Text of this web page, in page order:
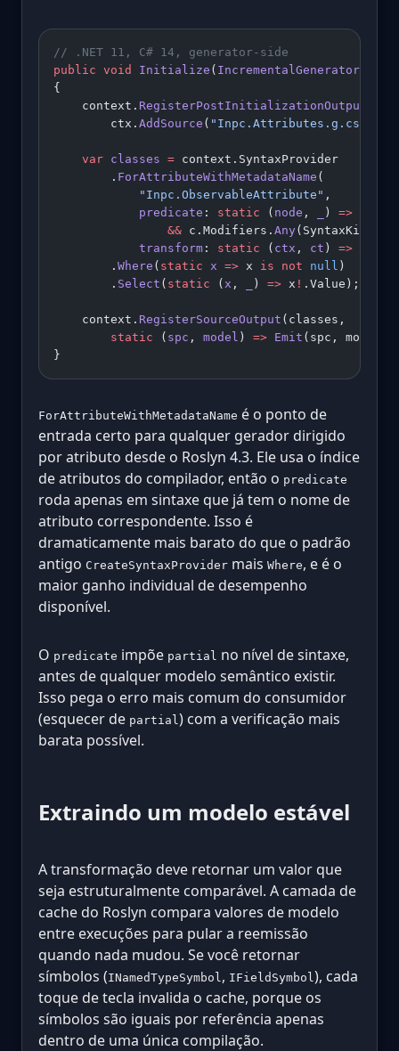
// .NET 11, C# 14, generator-side
public void Initialize (
{
    context.
RegisterPostInitializationOutput
        ctx.
AddSource ( "Inpc.Attributes.g.cs"
    var
classes = context.SyntaxProvider
        .
ForAttributeWithMetadataName (
            "Inpc.ObservableAttribute"
,
            predicate
: static ( node , ) =>
                &&
c.Modifiers. Any
            transform
: static ( ctx , ct ) =>
        .
Where ( static x => x is not null )
        .
Select ( static ( x , ) => x ! .Value);
    context.
RegisterSourceOutput (classes,
        static
( spc , model ) => Emit (spc,
}
ForAttributeWithMetadataName é o ponto de
entrada certo para qualquer gerador dirigido
por atributo desde o Roslyn 4.3. Ele usa o índice
de atributos do compilador, então o predicate
roda apenas em sintaxe que já tem o nome de
atributo correspondente. Isso é
dramaticamente mais barato do que o padrão
antigo CreateSyntaxProvider mais Where, e é o
maior ganho individual de desempenho
disponível.
O predicate impõe partial no nível de sintaxe,
antes de qualquer modelo semântico existir.
Isso pega o erro mais comum do consumidor
(esquecer de partial) com a verificação mais
barata possível.
Extraindo um modelo estável
A transformação deve retornar um valor que
seja estruturalmente comparável. A camada de
cache do Roslyn compara valores de modelo
entre execuções para pular a reemissão
quando nada mudou. Se você retornar
símbolos (INamedTypeSymbol , IFieldSymbol ), cada
toque de tecla invalida o cache, porque os
símbolos são iguais por referência apenas
dentro de uma única compilação.